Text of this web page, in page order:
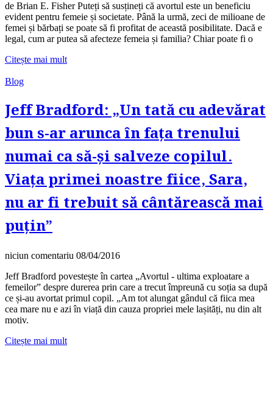
de Brian E. Fisher Puteți să susțineți că avortul este un beneficiu
evident pentru femeie și societate. Până la urmă, zeci de milioane de
femei și bărbați se poate să fi profitat de această posibilitate. Dacă e
legal, cum ar putea să afecteze femeia și familia? Chiar poate fi o
Citește mai mult
Blog
Jeff Bradford: „Un tată cu adevărat
bun s-ar arunca în fața trenului
numai ca să-și salveze copilul.
Viața primei noastre fiice, Sara,
nu ar fi trebuit să cântărească mai
puțin”
niciun comentariu 08/04/2016
Jeff Bradford povestește în cartea „Avortul - ultima exploatare a
femeilor” despre durerea prin care a trecut împreună cu soția sa după
ce și-au avortat primul copil. „Am tot alungat gândul că fiica mea
cea mare nu e azi în viață din cauza propriei mele lașități, nu din alt
motiv.
Citește mai mult